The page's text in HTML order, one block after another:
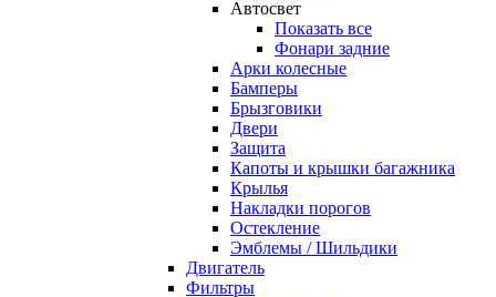
Автосвет
Показать все
Фонари задние
Арки колесные
Бамперы
Брызговики
Двери
Защита
Капоты и крышки багажника
Крылья
Накладки порогов
Остекление
Эмблемы / Шильдики
Двигатель
Фильтры